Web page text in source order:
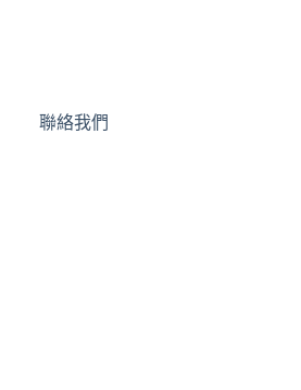
聯絡我們